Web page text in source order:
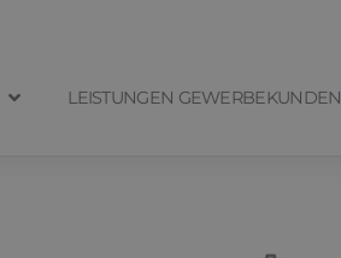
LEISTUNGEN GEWERBEKUNDEN